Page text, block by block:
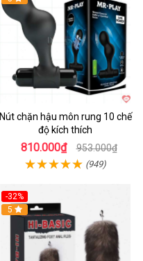
Nút chặn hậu môn rung 10 chế
độ kích thích
810.000₫ 953.000₫
(949)
-32%
Hot
5